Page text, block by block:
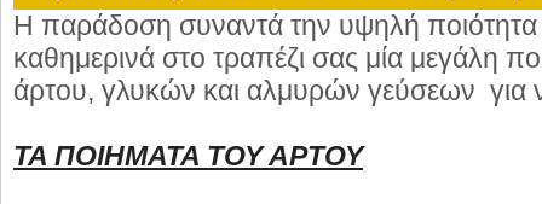
Η παράδοση συναντά την υψηλή ποιότητα
καθημερινά στο τραπέζι σας μία μεγάλη
άρτου, γλυκών και αλμυρών γεύσεων για
ΤΑ ΠΟΙΗΜΑΤΑ ΤΟΥ ΑΡΤΟΥ